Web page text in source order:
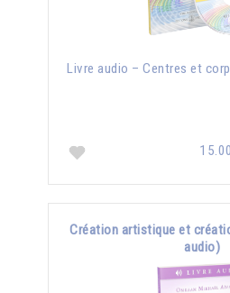
Livre audio – Centres et
Création artistique et
audio)